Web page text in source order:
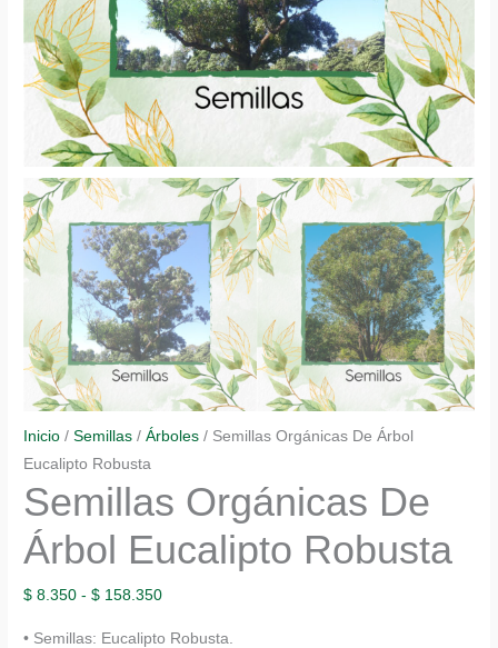
Inicio /Semillas /Árboles / Semillas Orgánicas De Árbol
Eucalipto Robusta
Semillas Orgánicas De
Árbol Eucalipto Robusta
$ 8.350 - $ 158.350Rango
• Semillas: Eucalipto Robusta.